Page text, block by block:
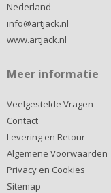
Nederland
info@artjack.nl
www.artjack.nl
Meer informatie
Veelgestelde Vragen
Contact
Levering en Retour
Algemene Voorwaarden
Privacy en Cookies
Sitemap